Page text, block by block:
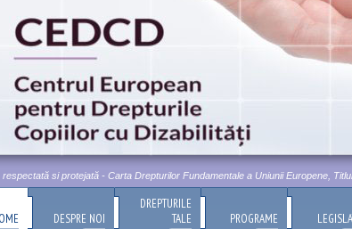
si protejată - Carta Drepturilor Fundamentale a Uniunii Europene, Titlul
DESPRE NOI
DREPTURILE
TALE
PROGRAME